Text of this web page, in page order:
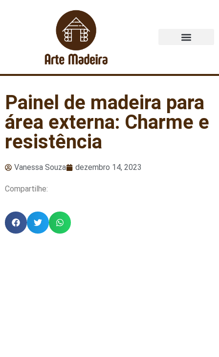
Painel de madeira para
área externa: Charme e
resistência
Vanessa Souza dezembro 14, 2023
Compartilhe: